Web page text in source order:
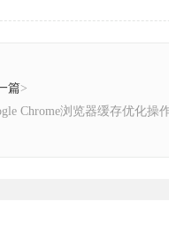
篇>
Chrome浏览器缓存优化操